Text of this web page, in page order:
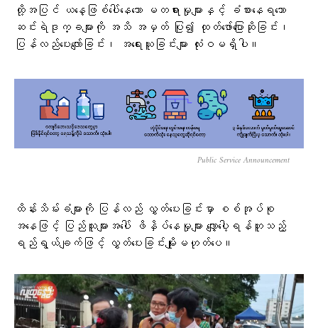
ထို့အပြင် ယနေ့ဖြစ်ပေါ်နေသော မတရားမှုများနှင့် ခံစားနေရသော
ဆင်းရဲဒုက္ခများကို အသိ အမှတ် ပြု၍ ထုတ်ဖော်ပြောဆိုခြင်း၊
ပြန်လည်ပေးလျော်ခြင်း၊ အရေးယူခြင်းများ လုံးဝမရှိပါ။
Public Service Announcement
ထိန်းသိမ်းခံများကို ပြန်လည် လွှတ်ပေးခြင်းမှာ စစ်အုပ်စု
အနေဖြင့် ပြည်သူများအပေါ် ဖိနှိပ်နေမှုများ လျှော့ပေါ့ရန်ဟူသည့်
ရည်ရွယ်ချက်ဖြင့် လွှတ်ပေးခြင်းမျိုးမဟုတ်ပေ။